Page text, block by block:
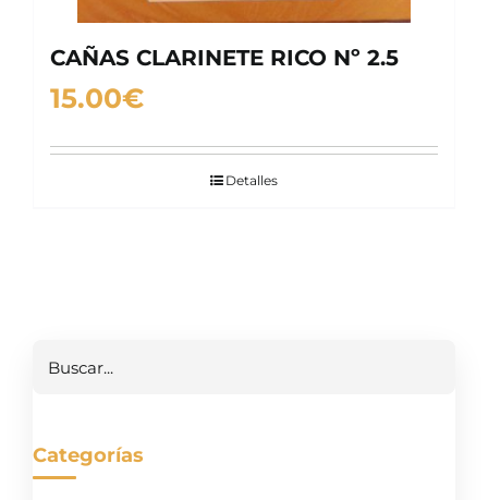
CAÑAS CLARINETE RICO Nº 2.5
15.00€
Detalles
Categorías